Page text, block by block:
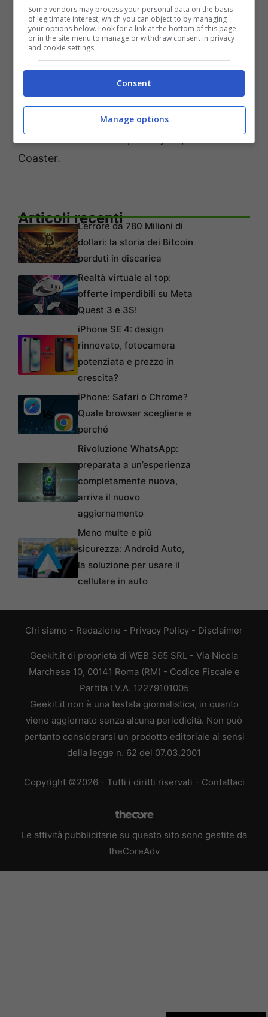
consolidato nella serie The Legend of Heroes,
inclusa la possibilità di ottenere i giganteschi
mech da schierare nel campo di battaglia.
Pursuits of the War Weary –
game sono previsti come Vantage Master, la
pesca e altri puzzle games, così come giochi
di carte come il Poker, Blackjack, e Horror
Coaster.
Articoli recentiL’errore da 780 Milioni di
dollari: la storia dei Bitcoin
perduti in discarica
Realtà virtuale al top:
offerte imperdibili su Meta
Quest 3 e 3S!
iPhone SE 4: design
rinnovato, fotocamera
potenziata e prezzo in
crescita?
iPhone: Safari o Chrome?
Quale browser scegliere e
perché
Rivoluzione WhatsApp:
preparata a un’esperienza
completamente nuova,
arriva il nuovo
aggiornamento
Meno multe e più
sicurezza: Android Auto,
la soluzione per usare il
cellulare in auto
Chi siamo - Redazione - Privacy Policy - Disclaimer
Geekit.it di proprietà di WEB 365 SRL - Via Nicola
Marchese 10, 00141 Roma (RM) - Codice Fiscale e
Partita I.V.A. 12279101005
Geekit.it non è una testata giornalistica, in quanto
viene aggiornato senza alcuna periodicità. Non può
pertanto considerarsi un prodotto editoriale ai sensi
della legge n. 62 del 07.03.2001
Copyright ©2026 - Tutti i diritti riservati - Contattaci
Le attività pubblicitarie su questo sito sono gestite da
theCoreAdv
Some vendors may process your personal data on the basis
of legitimate interest, which you can object to by managing
your options below. Look for a link at the bottom of this page
or in the site menu to manage or withdraw consent in privacy
and cookie settings.
Consent
Manage options